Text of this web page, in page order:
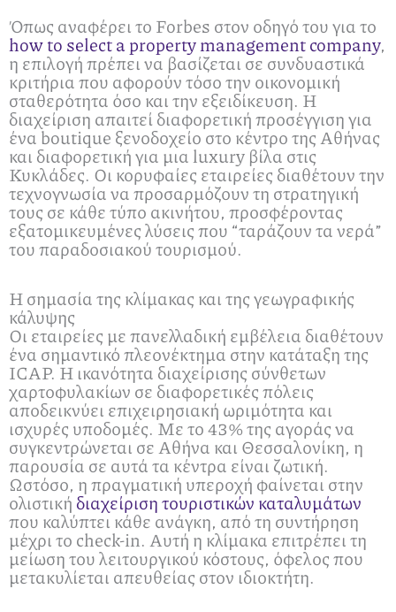
Όπως αναφέρει το Forbes στον οδηγό του για το
how to select a property management company,
η επιλογή πρέπει να βασίζεται σε συνδυαστικά
κριτήρια που αφορούν τόσο την οικονομική
σταθερότητα όσο και την εξειδίκευση. Η
διαχείριση απαιτεί διαφορετική προσέγγιση για
ένα boutique ξενοδοχείο στο κέντρο της Αθήνας
και διαφορετική για μια luxury βίλα στις
Κυκλάδες. Οι κορυφαίες εταιρείες διαθέτουν την
τεχνογνωσία να προσαρμόζουν τη στρατηγική
τους σε κάθε τύπο ακινήτου, προσφέροντας
εξατομικευμένες λύσεις που “ταράζουν τα νερά”
του παραδοσιακού τουρισμού.
Η σημασία της κλίμακας και της γεωγραφικής
κάλυψης
Οι εταιρείες με πανελλαδική εμβέλεια διαθέτουν
ένα σημαντικό πλεονέκτημα στην κατάταξη της
ICAP. Η ικανότητα διαχείρισης σύνθετων
χαρτοφυλακίων σε διαφορετικές πόλεις
αποδεικνύει επιχειρησιακή ωριμότητα και
ισχυρές υποδομές. Με το 43% της αγοράς να
συγκεντρώνεται σε Αθήνα και Θεσσαλονίκη, η
παρουσία σε αυτά τα κέντρα είναι ζωτική.
Ωστόσο, η πραγματική υπεροχή φαίνεται στην
ολιστική διαχείριση τουριστικών καταλυμάτων
που καλύπτει κάθε ανάγκη, από τη συντήρηση
μέχρι το check-in. Αυτή η κλίμακα επιτρέπει τη
μείωση του λειτουργικού κόστους, όφελος που
μετακυλίεται απευθείας στον ιδιοκτήτη.